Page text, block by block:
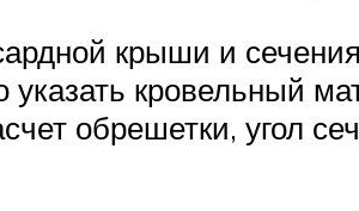
крыши и
кровельный
обрешетки, угол